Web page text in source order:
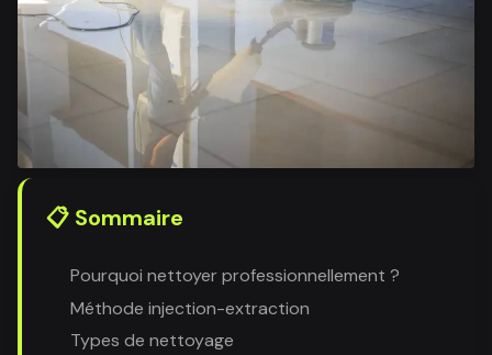
📋 Sommaire
Pourquoi nettoyer professionnellement ?
Méthode injection-extraction
Types de nettoyage